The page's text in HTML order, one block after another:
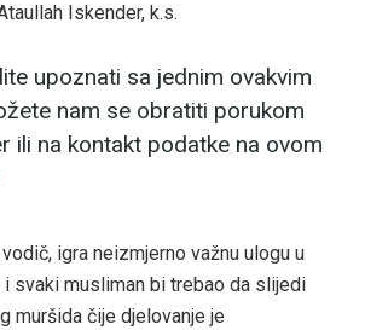
Iskender, k.s.
upoznati sa jednim ovakvim
nam se obratiti porukom
ili na kontakt podatke na ovom
igra neizmjerno važnu ulogu u
i svaki musliman bi trebao da slijedi
muršida čije djelovanje je